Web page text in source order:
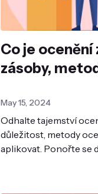
Co je ocenění
zásoby,
May 15, 2024
Odhalte tajemství
důležitost, metody
aplikovat. Ponořte se